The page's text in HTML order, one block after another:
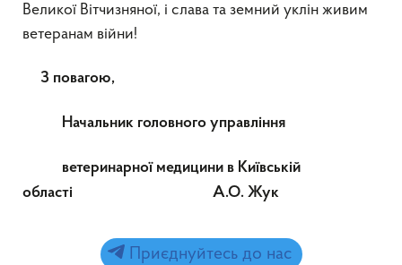
Великої Вітчизняної, і слава та земний уклін живим
ветеранам війни!
З повагою,
Начальник головного управління
ветеринарної медицини в Київській
області А.О. Жук
Приєднуйтесь до нас